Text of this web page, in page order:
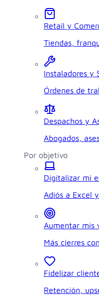
Retail y
Tiendas,
Instaladores y
Órdenes de
Despachos y
Abogados,
Por objetivo
Digitalizar mi
Adiós a Excel
Aumentar mis
Más cierres
Fidelizar
Retención,